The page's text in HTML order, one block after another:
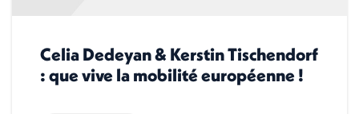
Celia Dedeyan & Kerstin Tischendorf
: que vive la mobilité européenne !